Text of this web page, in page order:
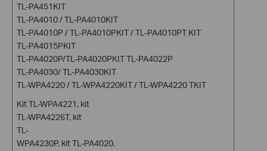
TL-PA451KIT
TL-PA4010 / TL-PA4010KIT
TL-PA4010P / TL-PA4010PKIT / TL-PA4010PT KIT
TL-PA4015PKIT
TL-PA4020P/TL-PA4020PKIT TL-PA4022P
TL-PA4030/ TL-PA4030KIT
TL-WPA4220 / TL-WPA4220KIT / TL-WPA4220 TKIT
Kit TL-WPA4221, kit
TL-WPA4226T, kit
TL-
WPA4230P, kit TL-PA4020.